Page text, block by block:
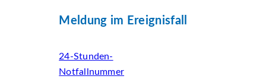
Meldung im Ereignisfall
24-Stunden-
Notfallnummer